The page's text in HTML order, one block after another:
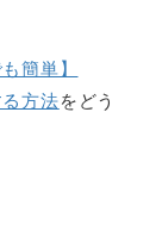
簡単】
方法をどう